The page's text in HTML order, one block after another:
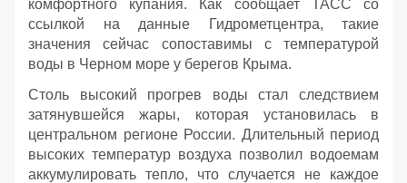
комфортного купания. Как сообщает ТАСС со
ссылкой на данные Гидрометцентра, такие
значения сейчас сопоставимы с температурой
воды в Черном море у берегов Крыма.
Столь высокий прогрев воды стал следствием
затянувшейся жары, которая установилась в
центральном регионе России. Длительный период
высоких температур воздуха позволил водоемам
аккумулировать тепло, что случается не каждое